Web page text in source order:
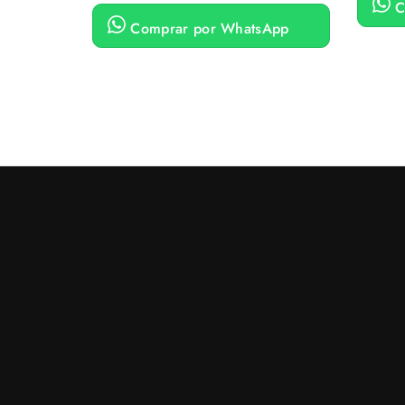
Comprar por WhatsApp